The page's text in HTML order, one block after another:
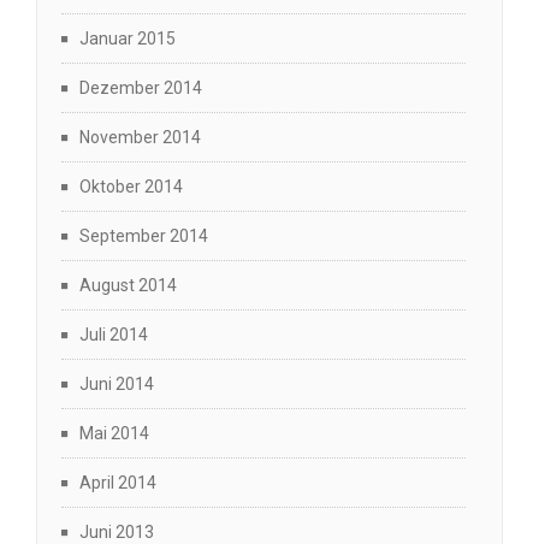
Januar 2015
Dezember 2014
November 2014
Oktober 2014
September 2014
August 2014
Juli 2014
Juni 2014
Mai 2014
April 2014
Juni 2013